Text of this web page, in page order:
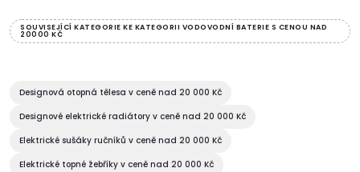
d
a
c
p
á
n
o
v
á
n
SOUVISEJÍCÍ KATEGORIE KE KATEGORII VODOVODNÍ BATERIE S CENOU NAD
20000 KČ
Designová otopná tělesa v ceně nad 20 000 Kč
Designové elektrické radiátory v ceně nad 20 000 Kč
Elektrické sušáky ručníků v ceně nad 20 000 Kč
Elektrické topné žebříky v ceně nad 20 000 Kč